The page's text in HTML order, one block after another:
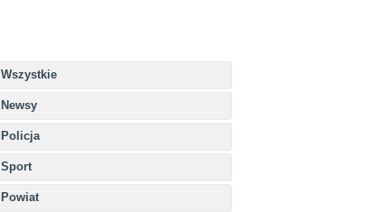
Wszystkie
Newsy
Policja
Sport
Powiat